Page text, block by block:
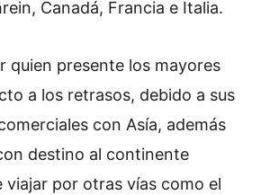
Canadá, Francia e Italia.
quien presente los mayores
a los retrasos, debido a sus
con Asía, además
destino al continente
viajar por otras vías como el